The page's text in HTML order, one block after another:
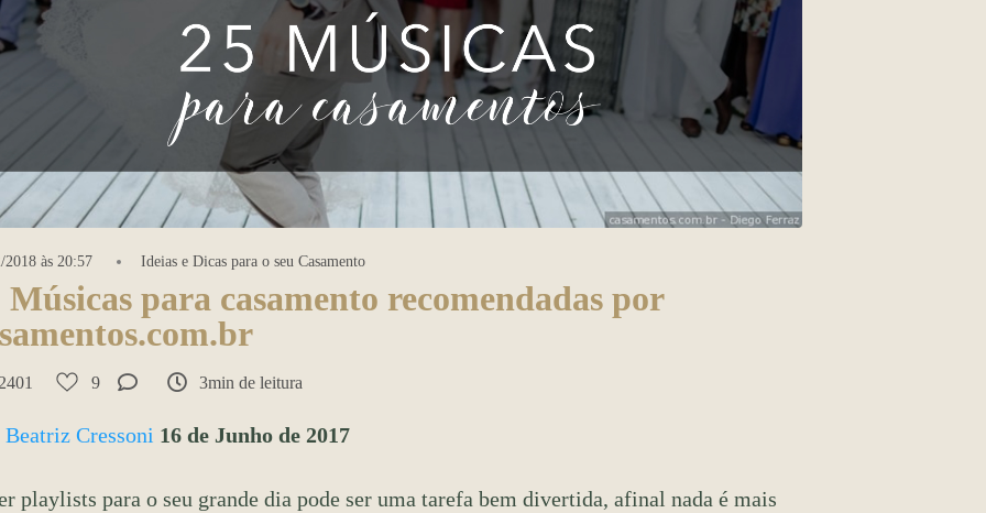
2018 às 20:57 Ideias e Dicas para o seu Casamento
Músicas para casamento recomendadas por
9 3min de leitura
Beatriz Cressoni 16 de Junho de 2017
playlists para o seu grande dia pode ser uma tarefa bem divertida, afinal nada é mais